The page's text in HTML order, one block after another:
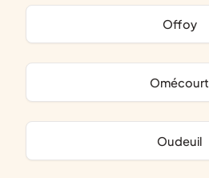
Offoy
Omécourt
Oudeuil